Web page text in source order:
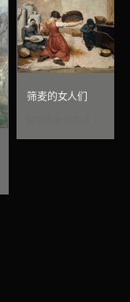
筛麦的女人们